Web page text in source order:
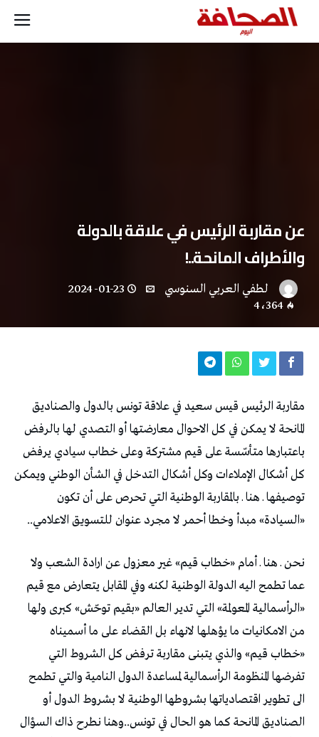
عن مقاربة الرئيس في علاقة بالدولة
والأطراف المانحة..!
لطفي العربي السنوسي
2024-01-23
4٬364
مقاربة الرئيس قيس سعيد في علاقة تونس بالدول والصناديق
المانحة لا يمكن في كل الاحوال معارضتها أو التصدي لها بالرفض
باعتبارها متأسّسة على قيم مشتركة وعلى خطاب سيادي يرفض
كل أشكال الإملاءات وكل أشكال التدخل في الشأن الوطني ويمكن
توصيفها ـ هنا ـ بالمقاربة الوطنية التي تحرص على أن تكون
«السيادة» مبدأ وخطا أحمر لا مجرد عنوان للتسويق الاعلامي..
نحن ـ هنا ـ أمام «خطاب قيم» غير معزول عن ارادة الشعب ولا
عما تطمح اليه الدولة الوطنية لكنه وفي المقابل يتعارض مع قيم
«الرأسمالية المعولمة» التي تدير العالم «بقيم توحّش» كبرى ولها
من الامكانيات ما يؤهلها لانهاء بل القضاء على ما أسميناه
«خطاب قيم» والذي يتبنى مقاربة ترفض كل الشروط التي
تفرضها المنظومة الرأسمالية لمساعدة الدول النامية والتي تطمح
الى تطوير اقتصادياتها بشروطها الوطنية لا بشروط الدول أو
الصناديق المانحة كما هو الحال في تونس..وهنا نطرح ذاك السؤال